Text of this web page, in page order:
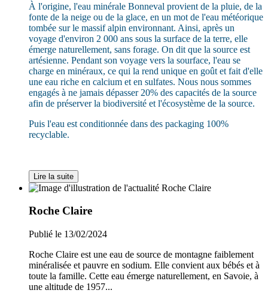
À l'origine, l'eau minérale Bonneval provient de la pluie, de la
fonte de la neige ou de la glace, en un mot de l'eau météorique
tombée sur le massif alpin environnant. Ainsi, après un
voyage d'environ 2 000 ans sous la surface de la terre, elle
émerge naturellement, sans forage. On dit que la source est
artésienne. Pendant son voyage vers la sourface, l'eau se
charge en minéraux, ce qui la rend unique en goût et fait d'elle
une eau riche en calcium et en sulfates. Nous nous sommes
engagés à ne jamais dépasser 20% des capacités de la source
afin de préserver la biodiversité et l'écosystème de la source.
Puis l'eau est conditionnée dans des packaging 100%
recyclable.
Lire la suite
Roche Claire
Publié le 13/02/2024
Roche Claire est une eau de source de montagne faiblement
minéralisée et pauvre en sodium. Elle convient aux bébés et à
toute la famille. Cette eau émerge naturellement, en Savoie, à
une altitude de 1957...